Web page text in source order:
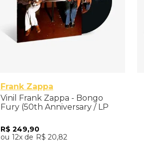
Frank Zappa
Vinil Frank Zappa - Bongo
Fury (50th Anniversary / LP
R$ 249,90
12
R$ 20,82